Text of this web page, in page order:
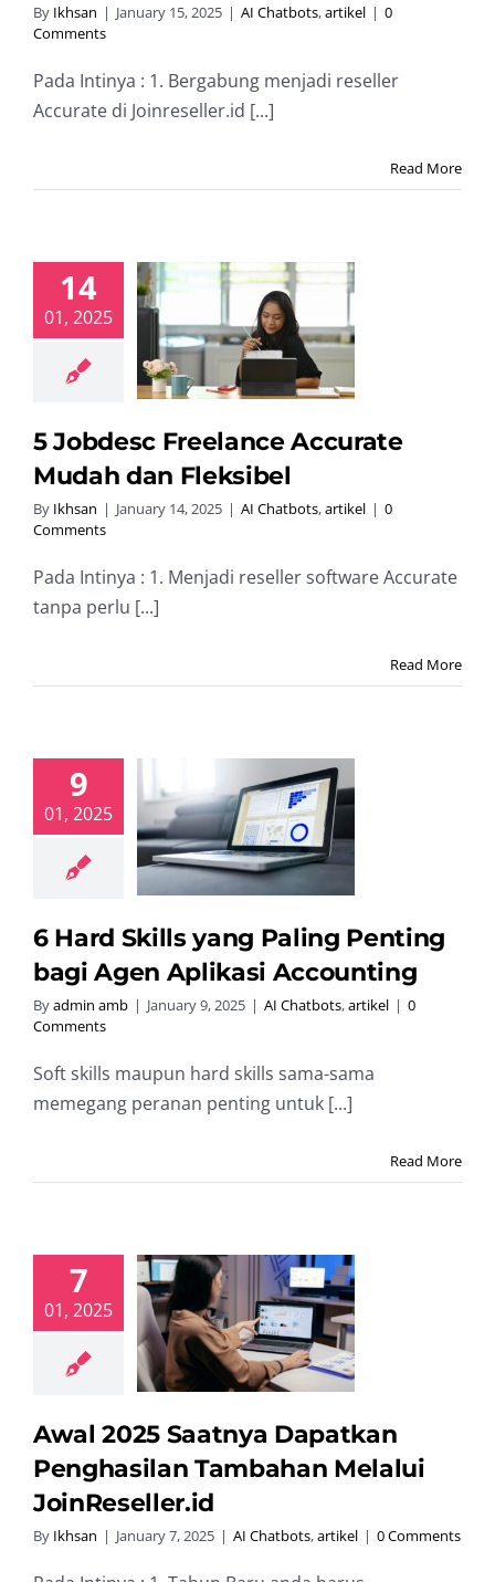
By Ikhsan | January 15, 2025 | AI Chatbots,artikel | 0
Comments
Pada Intinya : 1. Bergabung menjadi reseller
Accurate di Joinreseller.id [...]
Read More
14
01, 2025
Mudah
Fleksibel
5 Jobdesc Freelance Accurate
Mudah dan Fleksibel
By Ikhsan | January 14, 2025 | AI Chatbots,artikel | 0
Comments
Pada Intinya : 1. Menjadi reseller software Accurate
tanpa perlu [...]
Read More
9
01, 2025
Skills yang
Penting
Agen
6 Hard Skills yang Paling Penting
bagi Agen Aplikasi Accounting
Byadmin amb | January 9, 2025 | AI Chatbots,artikel | 0
Comments
Soft skills maupun hard skills sama-sama
memegang peranan penting untuk [...]
Read More
7
01, 2025
2025
Dapatkan
Melalui
Awal 2025 Saatnya Dapatkan
Penghasilan Tambahan Melalui
JoinReseller.id
By Ikhsan | January 7, 2025 | AI Chatbots,artikel | 0 Comments